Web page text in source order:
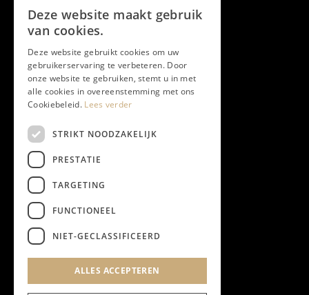
Facebook
Twitter
Instagram
YouTube
NIEUWSBRIEF
Privacyverklaring
Deze website maakt gebruik
van cookies.
Deze website gebruikt cookies om uw
gebruikerservaring te verbeteren. Door
onze website te gebruiken, stemt u in met
alle cookies in overeenstemming met ons
Cookiebeleid. Lees verder
STRIKT NOODZAKELIJK
PRESTATIE
TARGETING
FUNCTIONEEL
NIET-GECLASSIFICEERD
ALLES ACCEPTEREN